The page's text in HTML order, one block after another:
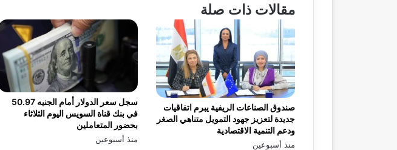
مقالات ذات صلة
سجل سعر الدولار أمام الجنيه 50.97
في بنك قناة السويس اليوم الثلاثاء
بحضور المتعاملين
منذ أسبوعين
صندوق الصناعات الريفية يبرم اتفاقيات
جديدة لتعزيز جهود التمويل متناهي الصغر
ودعم التنمية الاقتصادية
منذ أسبوعين